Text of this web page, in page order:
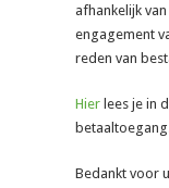
afhankelijk
engagement
reden van
Hier lees je in
Bedankt voor